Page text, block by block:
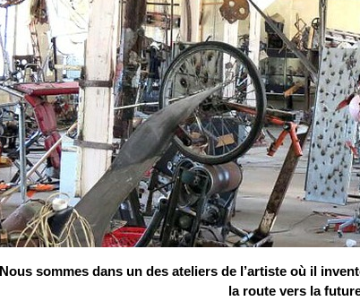
Nous sommes dans un des ateliers de l’artiste où il
la route vers la